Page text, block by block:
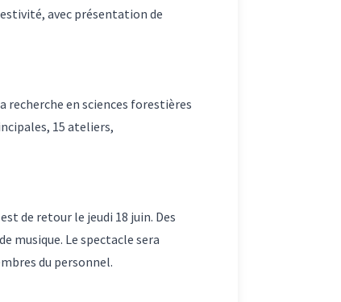
avec présentation de
recherche en sciences forestières
15 ateliers,
de retour le jeudi 18 juin. Des
musique. Le spectacle sera
du personnel.